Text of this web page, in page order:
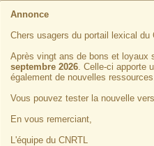
Annonce
Chers usagers du portail lexical du
Après vingt ans de bons et loyaux
septembre 2026. Celle-ci apporte
également de nouvelles
Vous pouvez tester la nouvelle
En vous remerciant,
L'équipe du CNRTL